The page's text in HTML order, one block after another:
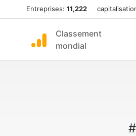
Entreprises: 11,222
Classement
mondial